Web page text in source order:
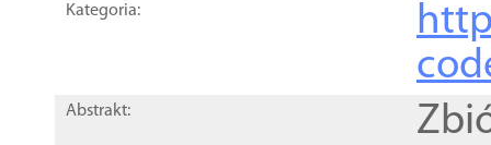
Kategoria:
Abstrakt: